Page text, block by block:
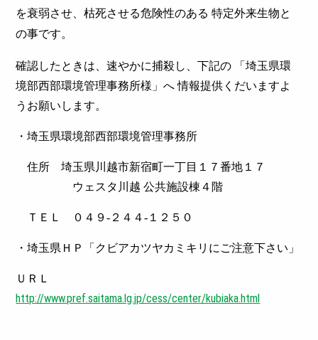
を衰弱させ、枯死させる危険性のある 特定外来生物と
の事です。
確認したときは、速やかに捕殺し、下記の 「埼玉県環
境部西部環境管理事務所様」へ 情報提供くだいますよ
うお願いします。
・埼玉県環境部西部環境管理事務所
住所埼玉県川越市新宿町一丁目１７番地１７
ウェスタ川越 公共施設棟４階
ＴＥＬ ０４９-２４４-１２５０
・埼玉県ＨＰ「クビアカツヤカミキリにご注意下さい」
ＵＲＬ
http://www.pref.saitama.lg.jp/cess/center/kubiaka.html